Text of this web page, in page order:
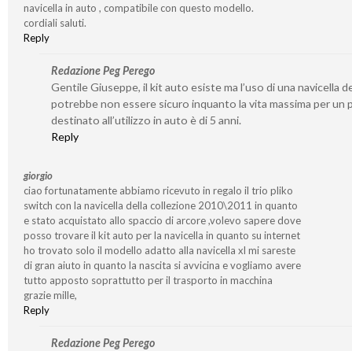
navicella in auto , compatibile con questo modello.
cordiali saluti.
Reply
Redazione Peg Perego
Gentile Giuseppe, il kit auto esiste ma l’uso di una navicella
potrebbe non essere sicuro inquanto la vita massima per
destinato all’utilizzo in auto è di 5 anni.
Reply
giorgio
ciao fortunatamente abbiamo ricevuto in regalo il trio pliko
switch con la navicella della collezione 2010\2011 in quanto
e stato acquistato allo spaccio di arcore ,volevo sapere dove
posso trovare il kit auto per la navicella in quanto su internet
ho trovato solo il modello adatto alla navicella xl mi sareste
di gran aiuto in quanto la nascita si avvicina e vogliamo avere
tutto apposto soprattutto per il trasporto in macchina
grazie mille,
Reply
Redazione Peg Perego